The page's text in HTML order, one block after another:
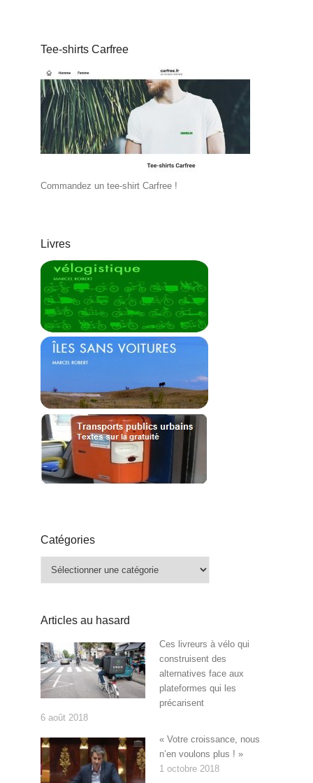
Tee-shirts Carfree
Commandez un tee-shirt Carfree !
Livres
Catégories
Articles au hasard
Ces livreurs à vélo qui
construisent des
alternatives face aux
plateformes qui les
précarisent
6 août 2018
« Votre croissance, nous
n’en voulons plus ! »
1 octobre 2018